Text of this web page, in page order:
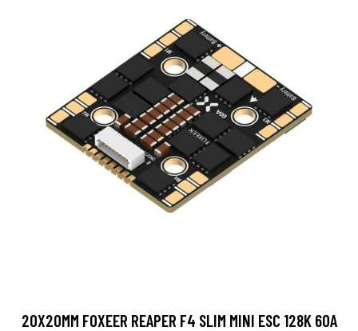
20X20MM FOXEER REAPER F4 SLIM MINI ESC 128K 60A